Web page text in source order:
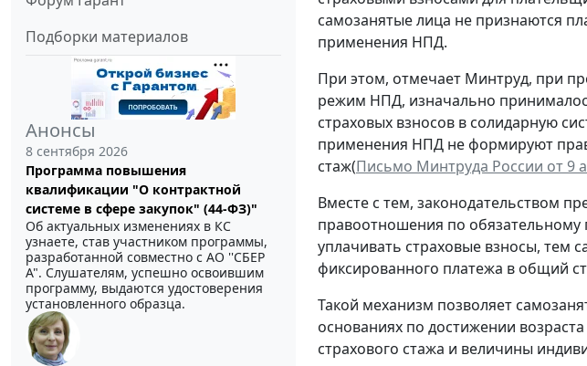
Подборки материалов
Анонсы
8 сентября 2026
Программа повышения
квалификации "О контрактной
системе в сфере закупок" (44-ФЗ)"
Об актуальных изменениях в КС
узнаете, став участником программы,
разработанной совместно с АО ''СБЕР
А". Слушателям, успешно освоившим
программу, выдаются удостоверения
установленного образца.
самозанятые лица не признаются
применения НПД.
При этом, отмечает Минтруд, при
режим НПД, изначально
страховых взносов в солидарную
применения НПД не формируют
стаж(Письмо Минтруда России от 9
Вместе с тем, законодательством
правоотношения по обязательному
уплачивать страховые взносы, тем
фиксированного платежа в общий
Такой механизм позволяет
основаниях по достижении
страхового стажа и величины